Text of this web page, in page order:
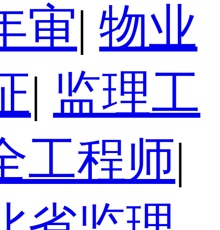
审| 物业
| 监理工
工程师|